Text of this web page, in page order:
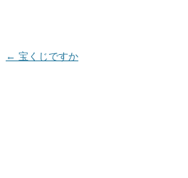
投
← 宝くじですか